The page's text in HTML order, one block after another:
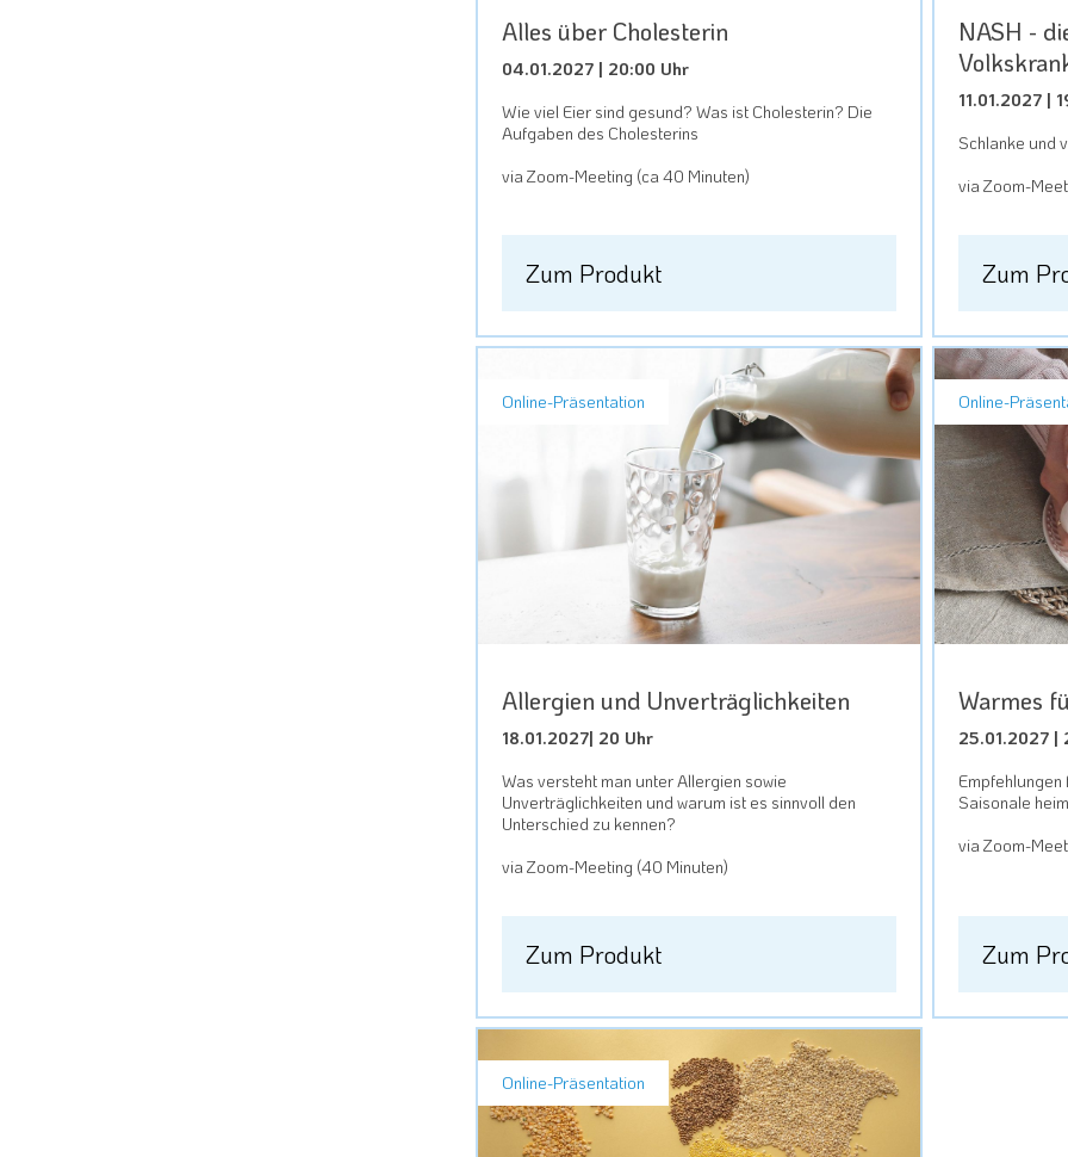
Alles über Cholesterin
04.01.2027 | 20:00 Uhr
Wie viel Eier sind gesund? Was ist Cholesterin? Die
Aufgaben des Cholesterins
via Zoom-Meeting (ca 40 Minuten)
Zum Produkt
NASH -
11.01.2027 |
Schlanke und
via Zoom-
Zum
Online-Präsentation
Allergien und Unverträglichkeiten
18.01.2027| 20 Uhr
Was versteht man unter Allergien sowie
Unverträglichkeiten und warum ist es sinnvoll den
Unterschied zu kennen?
via Zoom-Meeting (40 Minuten)
Zum Produkt
Online-
Warmes
25.01.2027 |
Saisonale
via Zoom-
Zum
Online-Präsentation